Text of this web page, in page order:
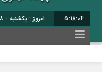
5:18:05 امروز : یکشنبه - ۱۸ مرداد - ۱۴۰۵